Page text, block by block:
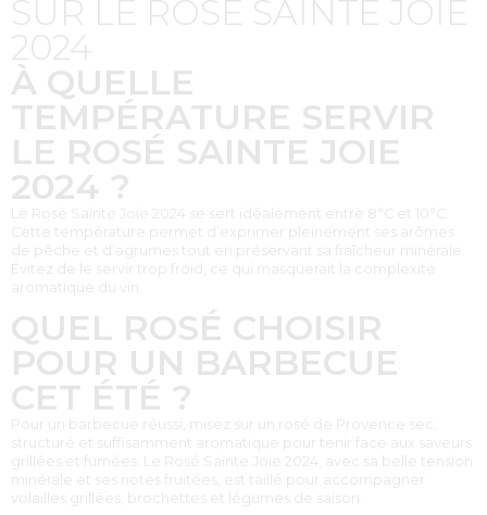
SUR LE ROSÉ SAINTE JOIE
2024
À QUELLE
TEMPÉRATURE SERVIR
LE ROSÉ SAINTE JOIE
2024 ?
Le Rosé Sainte Joie 2024 se sert idéalement entre 8°C et 10°C.
Cette température permet d’exprimer pleinement ses arômes
de pêche et d’agrumes tout en préservant sa fraîcheur minérale.
Évitez de le servir trop froid, ce qui masquerait la complexité
aromatique du vin.
QUEL ROSÉ CHOISIR
POUR UN BARBECUE
CET ÉTÉ ?
Pour un barbecue réussi, misez sur un rosé de Provence sec,
structuré et suffisamment aromatique pour tenir face aux saveurs
grillées et fumées. Le Rosé Sainte Joie 2024, avec sa belle tension
minérale et ses notes fruitées, est taillé pour accompagner
volailles grillées, brochettes et légumes de saison.